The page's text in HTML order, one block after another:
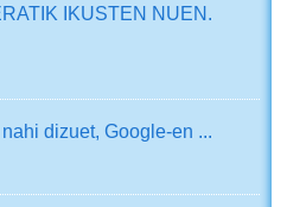
IKUSTEN NUEN.
dizuet, Google-en ...